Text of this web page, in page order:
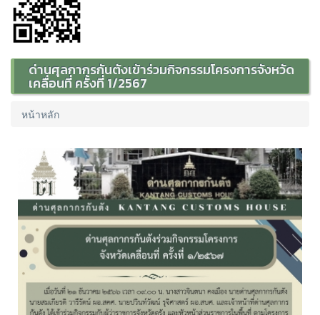
ด่านศุลกากรกันตังเข้าร่วมกิจกรรมโครงการจังหวัด
เคลื่อนที่ ครั้งที่ 1/2567
หน้าหลัก